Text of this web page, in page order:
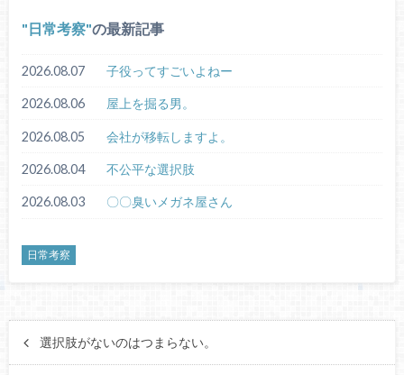
日常考察 の最新記事
2026.08.07 子役ってすごいよねー
2026.08.06 屋上を掘る男。
2026.08.05 会社が移転しますよ。
2026.08.04 不公平な選択肢
2026.08.03 〇〇臭いメガネ屋さん
日常考察
選択肢がないのはつまらない。